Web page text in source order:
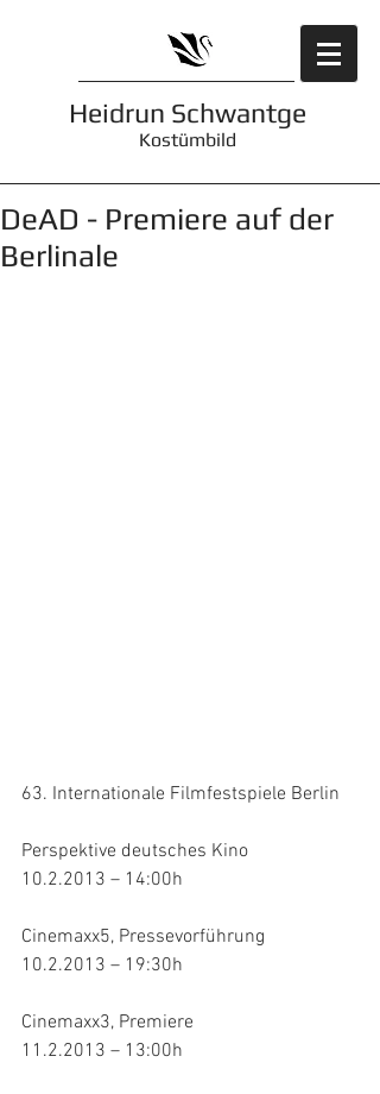
Heidrun Schwantge
Kostümbild
DeAD - Premiere auf der
Berlinale
63. Internationale Filmfestspiele Berlin
Perspektive deutsches Kino
10.2.2013 – 14:00h
Cinemaxx5, Pressevorführung
10.2.2013 – 19:30h
Cinemaxx3, Premiere
11.2.2013 – 13:00h